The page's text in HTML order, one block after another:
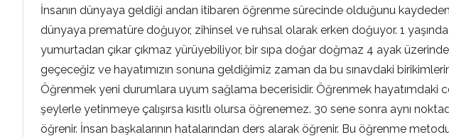
İnsanın dünyaya geldiği andan itibaren öğrenme sürecinde olduğunu
dünyaya prematüre doğuyor, zihinsel ve ruhsal olarak erken doğuyor. 1
yumurtadan çıkar çıkmaz yürüyebiliyor, bir sıpa doğar doğmaz 4 ayak
geçeceğiz ve hayatımızın sonuna geldiğimiz zaman da bu sınavdaki
Öğrenmek yeni durumlara uyum sağlama becerisidir. Öğrenmek
şeylerle yetinmeye çalışırsa kısıtlı olursa öğrenemez. 30 sene sonra aynı
öğrenir. İnsan başkalarının hatalarından ders alarak öğrenir. Bu öğrenme